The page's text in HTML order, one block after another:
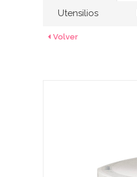
Utensilios
Volver